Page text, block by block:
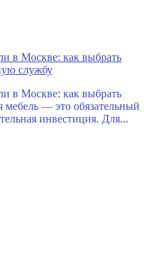
в Москве: как выбрать
службу
в Москве: как выбрать
мебель — это обязательный
инвестиция. Для...